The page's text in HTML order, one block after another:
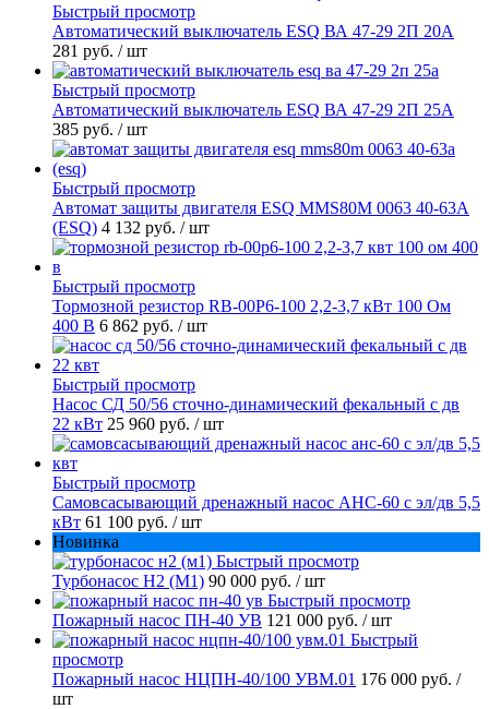
Быстрый просмотр
Автоматический выключатель ESQ ВА 47-29 2П 20А
281 руб. / шт
Быстрый просмотр
Автоматический выключатель ESQ ВА 47-29 2П 25А
385 руб. / шт
Быстрый просмотр
Автомат защиты двигателя ESQ MMS80M 0063 40-63А
(ESQ) 4 132 руб. / шт
Быстрый просмотр
Тормозной резистор RB-00P6-100 2,2-3,7 кВт 100 Ом
400 В 6 862 руб. / шт
Быстрый просмотр
Насос СД 50/56 сточно-динамический фекальный с дв
22 кВт 25 960 руб. / шт
Быстрый просмотр
Самовсасывающий дренажный насос АНС-60 с эл/дв 5,5
кВт 61 100 руб. / шт
Новинка
Быстрый просмотр
Турбонасос Н2 (М1) 90 000 руб. / шт
Быстрый просмотр
Пожарный насос ПН-40 УВ 121 000 руб. / шт
Быстрый
просмотр
Пожарный насос НЦПН-40/100 УВМ.01 176 000 руб. /
шт